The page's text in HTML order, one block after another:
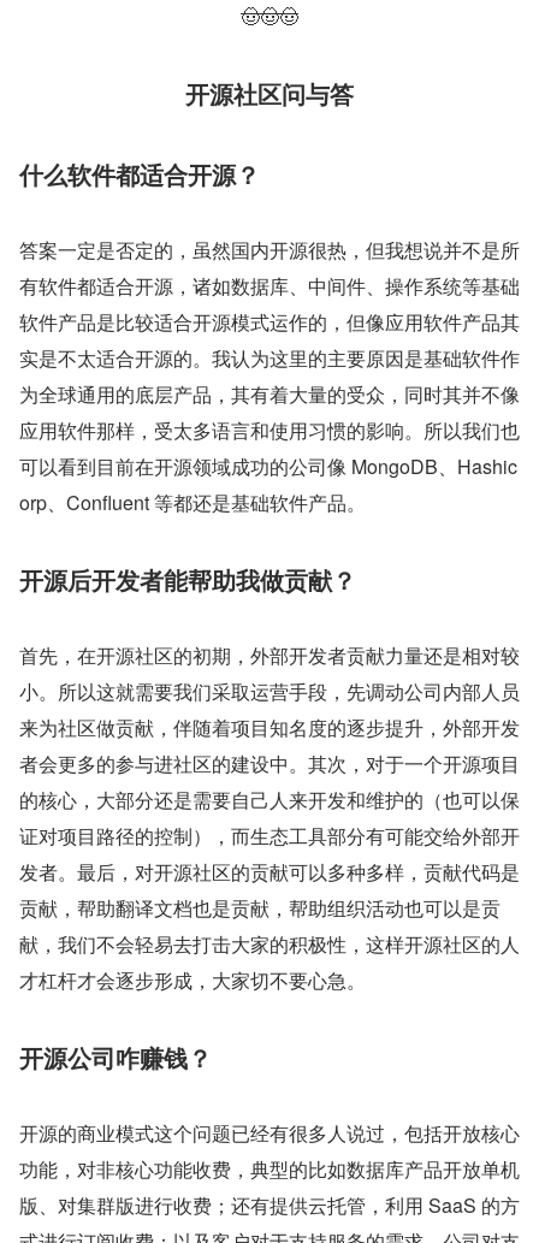
🤠🤠🤠
开源社区问与答
什么软件都适合开源？
答案一定是否定的，虽然国内开源很热，但我想说并不是所
有软件都适合开源，诸如数据库、中间件、操作系统等基础
软件产品是比较适合开源模式运作的，但像应用软件产品其
实是不太适合开源的。我认为这里的主要原因是基础软件作
为全球通用的底层产品，其有着大量的受众，同时其并不像
应用软件那样，受太多语言和使用习惯的影响。所以我们也
可以看到目前在开源领域成功的公司像 MongoDB、Hashic
orp、Confluent 等都还是基础软件产品。
开源后开发者能帮助我做贡献？
首先，在开源社区的初期，外部开发者贡献力量还是相对较
小。所以这就需要我们采取运营手段，先调动公司内部人员
来为社区做贡献，伴随着项目知名度的逐步提升，外部开发
者会更多的参与进社区的建设中。其次，对于一个开源项目
的核心，大部分还是需要自己人来开发和维护的（也可以保
证对项目路径的控制），而生态工具部分有可能交给外部开
发者。最后，对开源社区的贡献可以多种多样，贡献代码是
贡献，帮助翻译文档也是贡献，帮助组织活动也可以是贡
献，我们不会轻易去打击大家的积极性，这样开源社区的人
才杠杆才会逐步形成，大家切不要心急。
开源公司咋赚钱？
开源的商业模式这个问题已经有很多人说过，包括开放核心
功能，对非核心功能收费，典型的比如数据库产品开放单机
版、对集群版进行收费；还有提供云托管，利用 SaaS 的方